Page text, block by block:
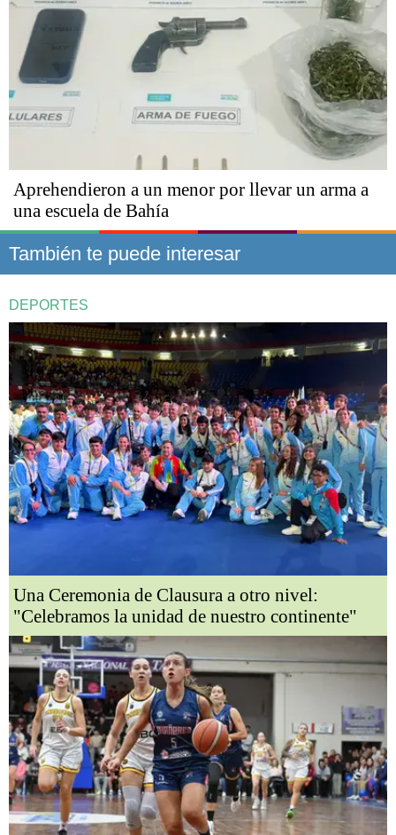
Aprehendieron a un menor por llevar un arma a
una escuela de Bahía
También te puede interesar
DEPORTES
Una Ceremonia de Clausura a otro nivel:
"Celebramos la unidad de nuestro continente"